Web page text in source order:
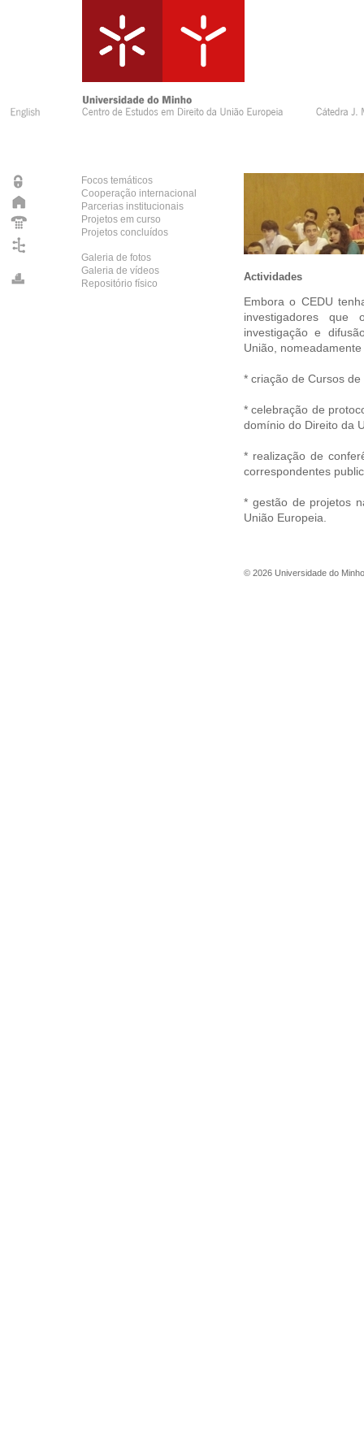
Focos temáticos
Cooperação internacional
Parcerias institucionais
Projetos em curso
Projetos concluídos
Galeria de fotos
Galeria de vídeos
Repositório físico
Actividades
Embora o CEDU
investigadores
investigação e
União,
* criação de Cursos
* celebração de
domínio do Direito da
* realização de
correspondentes
* gestão de projetos
União Europeia.
© 2026 Universidade do